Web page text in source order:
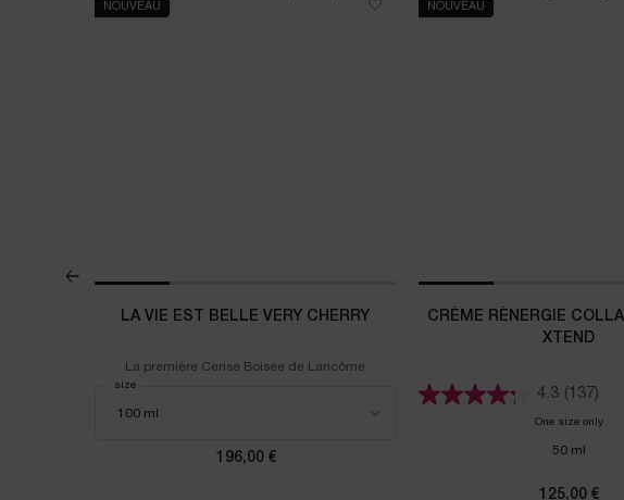
Zen Coffret Découverte 15 ml
NOUVEAU
LA VIE EST BELLE VERY CHERRY
La première Cerise Boisée de Lancôme
Select a
size
196,00 €
NOUVEAU
CRÈME RÉNERGIE
XTEND
4.3 (137)
One size onlyfor
50 ml
125,00 €